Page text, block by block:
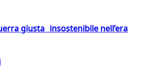
giusta insostenibile nell’era